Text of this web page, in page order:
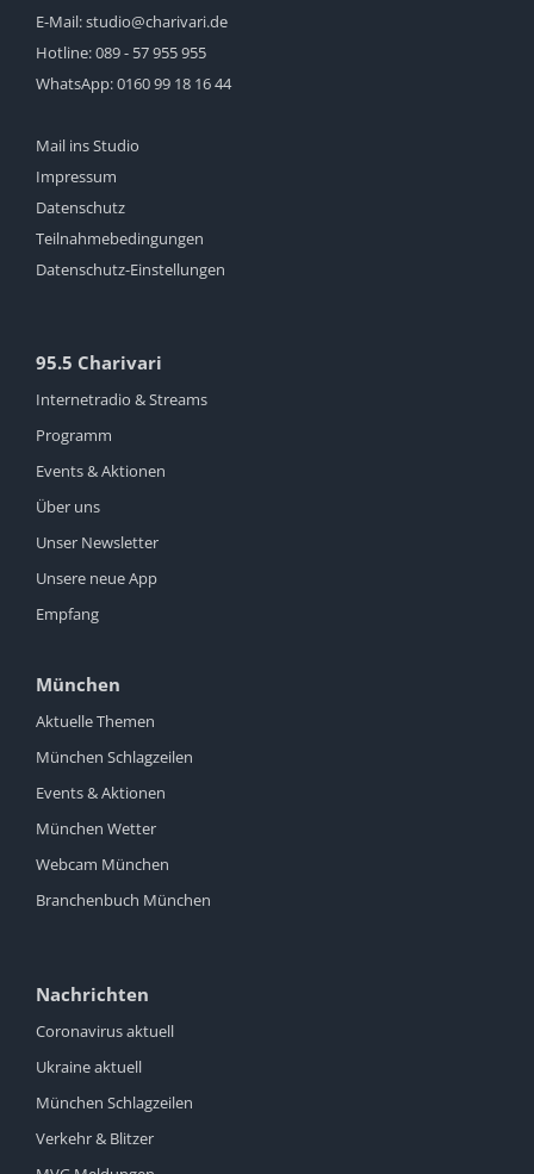
E-Mail:studio@charivari.de
Hotline:089 - 57 955 955
WhatsApp:0160 99 18 16 44
Mail ins Studio
Impressum
Datenschutz
Teilnahmebedingungen
Datenschutz-Einstellungen
95.5 Charivari
Internetradio & Streams
Programm
Events & Aktionen
Über uns
Unser Newsletter
Unsere neue App
Empfang
München
Aktuelle Themen
München Schlagzeilen
Events & Aktionen
München Wetter
Webcam München
Branchenbuch München
Nachrichten
Coronavirus aktuell
Ukraine aktuell
München Schlagzeilen
Verkehr & Blitzer